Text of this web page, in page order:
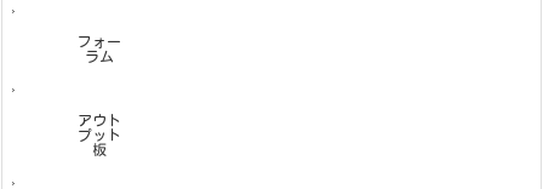
›
フォー
ラム
›
アウト
プット
板
›